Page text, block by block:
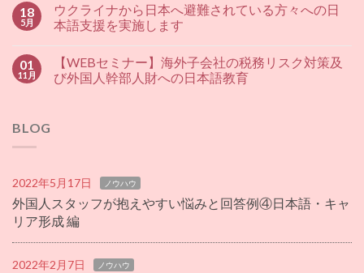
18
5月
ウクライナから日本へ避難されている方々への日
本語支援を実施します
01
11月
【WEBセミナー】海外子会社の税務リスク対策及
び外国人幹部人財への日本語教育
BLOG
2022年5月17日 ノウハウ
外国人スタッフが抱えやすい悩みと回答例④日本語・キャ
リア形成 編
2022年2月7日 ノウハウ